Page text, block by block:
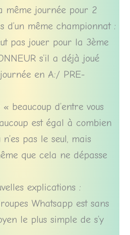
même journée pour 2
d’un même championnat :
pas jouer pour la 3ème
s’il a déjà joué
en A:/ PRE-
beaucoup d’entre vous
est égal à combien
pas le seul, mais
que cela ne dépasse
explications :
Whatsapp est sans
le plus simple de s’y